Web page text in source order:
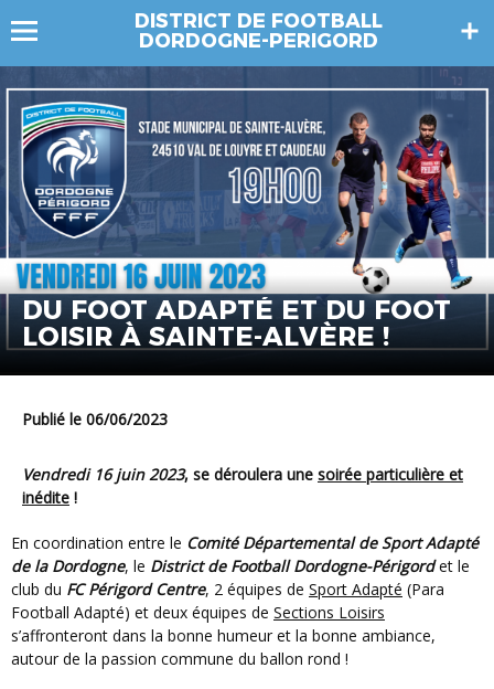
DISTRICT DE FOOTBALL
DORDOGNE-PERIGORD
DU FOOT ADAPTÉ ET DU FOOT
LOISIR À SAINTE-ALVÈRE !
Publié le 06/06/2023
Vendredi 16 juin 2023, se déroulera une soirée particulière et
inédite !
En coordination entre le Comité Départemental de Sport Adapté
de la Dordogne, le District de Football Dordogne-Périgordet le
club du FC Périgord Centre, 2 équipes de Sport Adapté (Para
Football Adapté) et deux équipes de Sections Loisirs
s’affronteront dans la bonne humeur et la bonne ambiance,
autour de la passion commune du ballon rond !